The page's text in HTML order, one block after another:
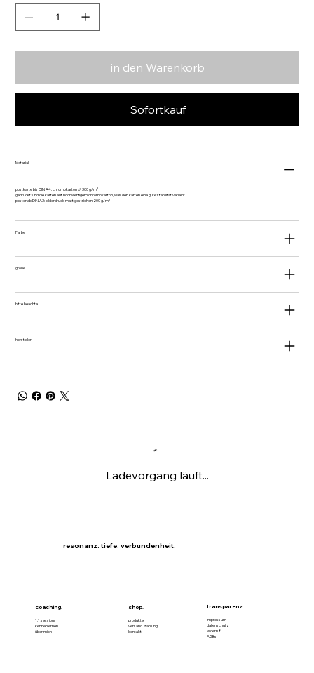
in den Warenkorb
Sofortkauf
Material
postkarte bis DIN A4: chromokarton // 300 g/m²
gedruckt sind die karten auf hochwertigem chromokarton, was den karten eine gute stabilität verleiht.
poster ab DIN A3: bilderdruck matt gestrichen 200 g/m²
Farbe
größe
bitte beachte
hersteller
Ladevorgang läuft...
resonanz. tiefe. verbundenheit.
coaching.
1:1 sessions
kennenlernen
über mich
shop.
produkte
versand. zahlung.
kontakt
transparenz.
impressum
datenschutz
widerruf
AGBs